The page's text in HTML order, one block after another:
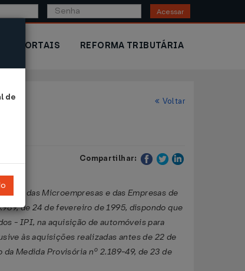
Acessar
PORTAIS REFORMA TRIBUTÁRIA
Voltar
Compartilhar:
das Microempresas e das Empresas de
de 24 de fevereiro de 1995, dispondo que
- IPI, na aquisição de automóveis para
às aquisições realizadas antes de 22 de
Medida Provisória nº 2.189-49, de 23 de
de